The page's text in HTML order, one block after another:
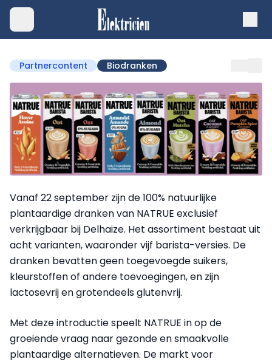
Partnercontent Biodranken
Vanaf 22 september zijn de 100% natuurlijke
plantaardige dranken van NATRUE exclusief
verkrijgbaar bij Delhaize. Het assortiment bestaat uit
acht varianten, waaronder vijf barista-versies. De
dranken bevatten geen toegevoegde suikers,
kleurstoffen of andere toevoegingen, en zijn
lactosevrij en grotendeels glutenvrij.
Met deze introductie speelt NATRUE in op de
groeiende vraag naar gezonde en smaakvolle
plantaardige alternatieven. De markt voor